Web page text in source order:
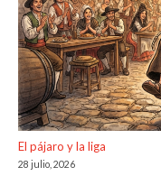
El pájaro y la liga
28 julio, 2026